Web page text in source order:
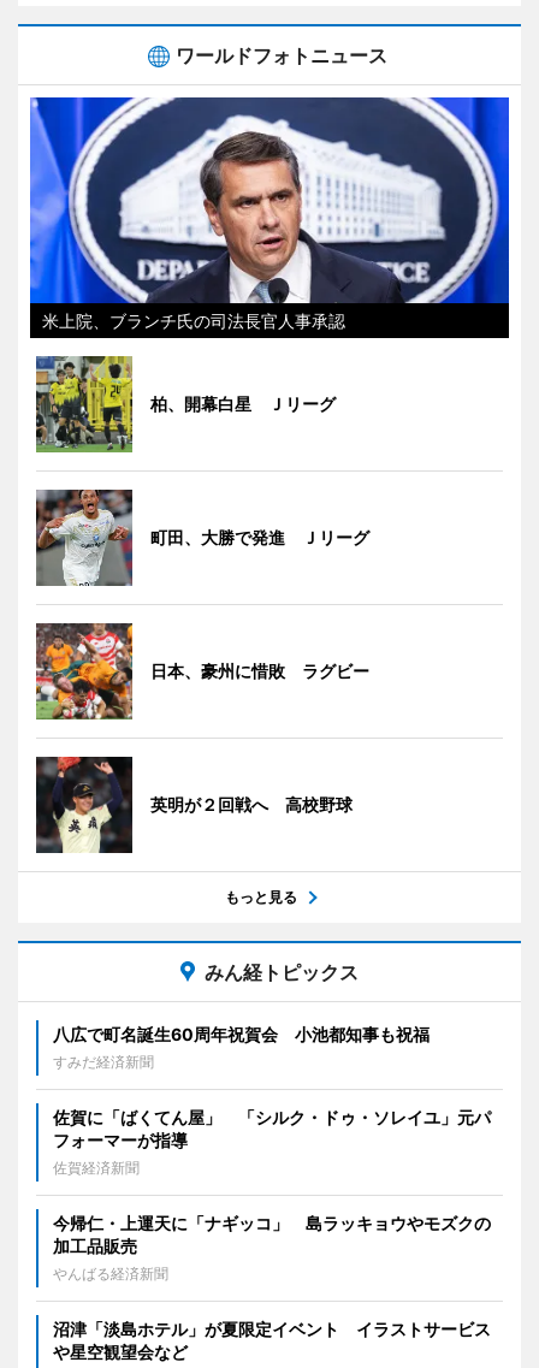
ワールドフォトニュース
米上院、ブランチ氏の司法長官人事承認
柏、開幕白星 Ｊリーグ
町田、大勝で発進 Ｊリーグ
日本、豪州に惜敗 ラグビー
英明が２回戦へ 高校野球
もっと見る
みん経トピックス
八広で町名誕生60周年祝賀会 小池都知事も祝福
すみだ経済新聞
佐賀に「ばくてん屋」 「シルク・ドゥ・ソレイユ」元パ
フォーマーが指導
佐賀経済新聞
今帰仁・上運天に「ナギッコ」 島ラッキョウやモズクの
加工品販売
やんばる経済新聞
沼津「淡島ホテル」が夏限定イベント イラストサービス
や星空観望会など